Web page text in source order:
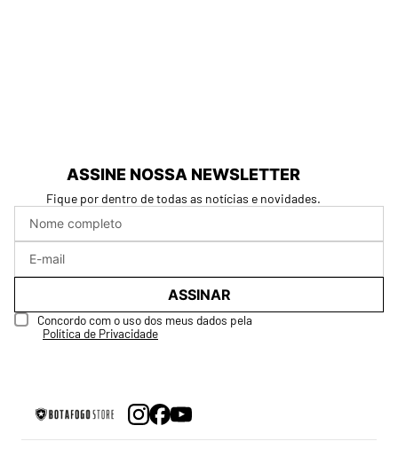
ASSINE NOSSA NEWSLETTER
Fique por dentro de todas as notícias e novidades.
ASSINAR
Concordo com o uso dos meus dados pela
Política de Privacidade